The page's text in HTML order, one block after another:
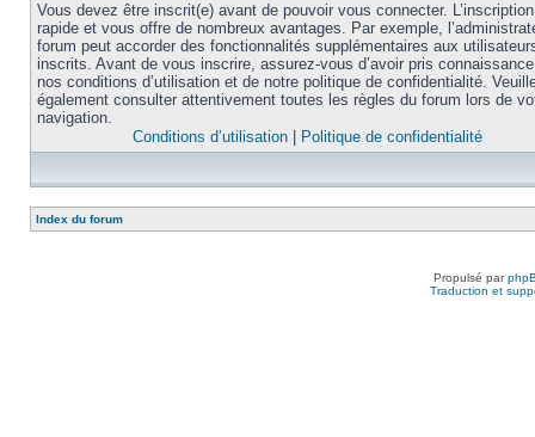
Vous devez être inscrit(e) avant de pouvoir vous connecter.
rapide et vous offre de nombreux avantages. Par exemple,
forum peut accorder des fonctionnalités supplémentaires aux
inscrits. Avant de vous inscrire, assurez-vous d’avoir pris
nos conditions d’utilisation et de notre politique de confidentialité.
également consulter attentivement toutes les règles du forum lors de
navigation.
Conditions d’utilisation
Politique de confidentialité
Index du forum
Propulsé par
Traduction et